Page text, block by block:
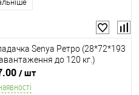
Senya Ретро (28*72*193
до 120 кг.)
/ шт